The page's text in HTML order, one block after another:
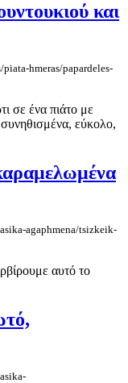
και
hmeras/papardeles-
σε ένα πιάτο με
εύκολο,
agaphmena/tsizkeik-
αυτό το